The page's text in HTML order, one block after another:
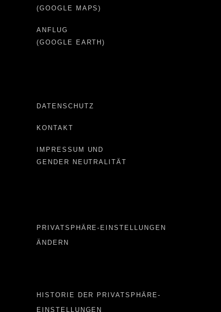
(GOOGLE MAPS)
ANFLUG
(GOOGLE EARTH)
DATENSCHUTZ
KONTAKT
IMPRESSUM UND
GENDER NEUTRALITÄT
PRIVATSPHÄRE-EINSTELLUNGEN
ÄNDERN
HISTORIE DER PRIVATSPHÄRE-
EINSTELLUNGEN